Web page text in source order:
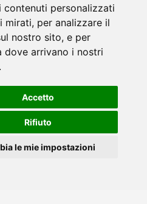
contenuti personalizzati
mirati, per analizzare il
nostro sito, e per
dove arrivano i nostri
Accetto
Rifiuto
le mie impostazioni
‹ 2 3 4 ›
Policy
Privacy
d'uso
P.IVA/C.F. 03265910962